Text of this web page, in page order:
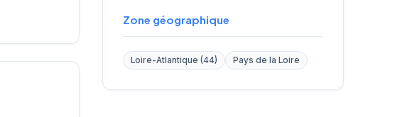
Zone géographique
Loire-Atlantique (44) Pays de la Loire